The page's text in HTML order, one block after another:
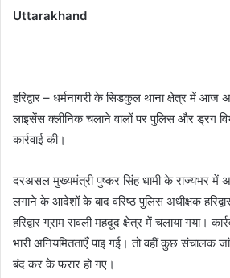
Uttarakhand
हरिद्वार – धर्मनागरी के सिडकुल थाना क्षेत्र में आज
लाइसेंस क्लीनिक चलाने वालों पर पुलिस और ड्रग
कार्रवाई की।
दरअसल मुख्यमंत्री पुष्कर सिंह धामी के राज्यभर में
लगाने के आदेशों के बाद वरिष्ठ पुलिस अधीक्षक
हरिद्वार ग्राम रावली महदूद क्षेत्र में चलाया गया।
भारी अनियमितताएँ पाइ गई। तो वहीं कुछ संचालक
बंद कर के फरार हो गए।